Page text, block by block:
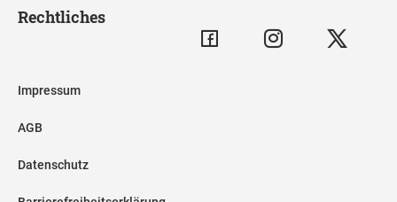
Rechtliches
Impressum
AGB
Datenschutz